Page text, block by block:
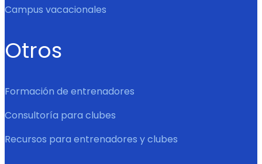
Campus vacacionales
Otros
Formación de entrenadores
Consultoría para clubes
Recursos para entrenadores y clubes